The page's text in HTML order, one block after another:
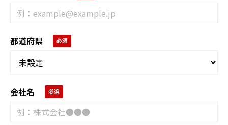
都道府県
会社名